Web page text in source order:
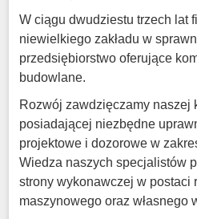
W ciągu dwudziestu trzech lat
niewielkiego zakładu w
przedsiębiorstwo oferujące
budowlane.
Rozwój zawdzięczamy naszej
posiadającej niezbędne
projektowe i dozorowe w
Wiedza naszych specjalistów
strony wykonawczej w postaci
maszynowego oraz własnego